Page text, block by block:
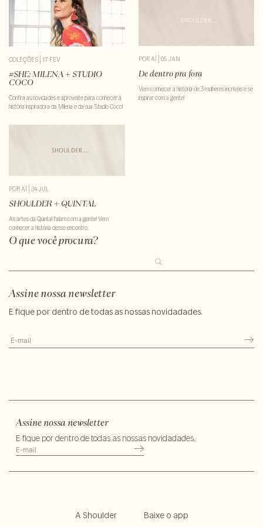
para chamar de suas. Vem conhecer essa história.
COLEÇÕES 17 FEV
#SHE: MILENA + STUDIO
COCO
Confira as novidades e aproveite para conhecer a
história inspiradora da Milena e da sua Studio Coco!
POR AÍ 05 JAN
De dentro pra fora
Vem conhecer a história de 3 mulheres incríveis e se
inspirar com a gente!
POR AÍ 24 JUL
SHOULDER + QUINTAL
As artes da Quintal falam com a gente! Vem
conhecer a história desse encontro.
O que você procura?
Assine nossa newsletter
E fique por dentro de todas as nossas novidadades.
Assine nossa newsletter
E fique por dentro de todas as nossas novidadades.
A Shoulder
Baixe o app